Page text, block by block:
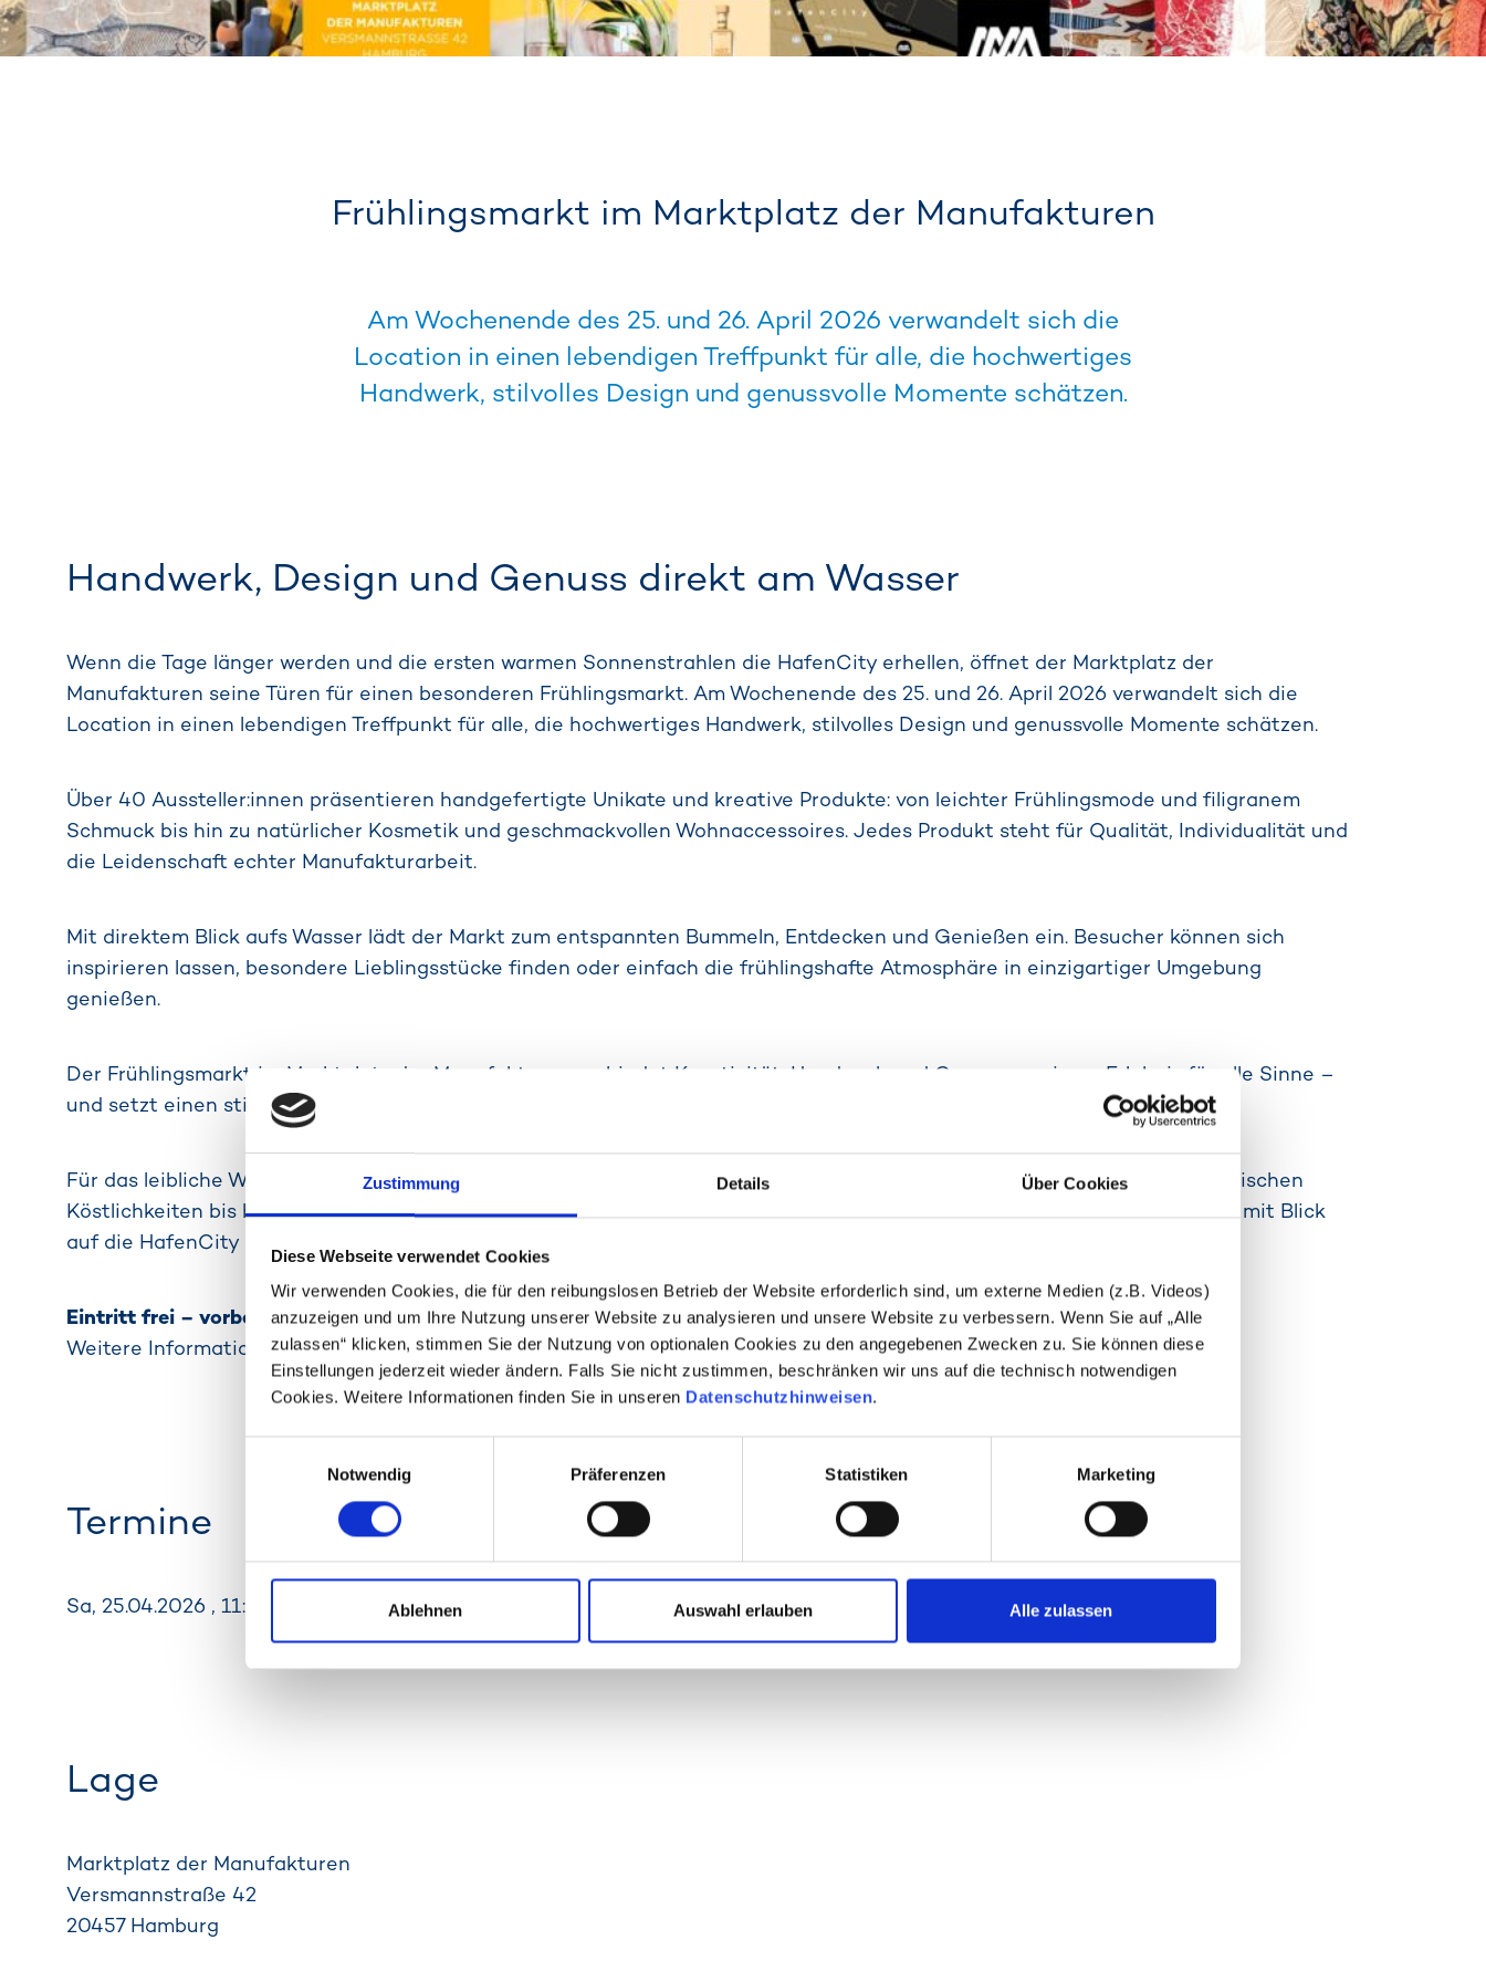
Zustimmung Details Über Cookies
Diese Webseite verwendet Cookies
Wir verwenden Cookies, die für den reibungslosen Betrieb der Website erforderlich sind, um externe Medien (z.B. Videos)
anzuzeigen und um Ihre Nutzung unserer Website zu analysieren und unsere Website zu verbessern. Wenn Sie auf „Alle
zulassen“ klicken, stimmen Sie der Nutzung von optionalen Cookies zu den angegebenen Zwecken zu. Sie können diese
Einstellungen jederzeit wieder ändern. Falls Sie nicht zustimmen, beschränken wir uns auf die technisch notwendigen
Cookies. Weitere Informationen finden Sie in unseren Datenschutzhinweisen.
Notwendig
Präferenzen Statistiken Marketing
Ablehnen Auswahl erlauben Alle zulassen
Frühlingsmarkt im Marktplatz der Manufakturen
Am Wochenende des 25. und 26. April 2026 verwandelt sich die
Location in einen lebendigen Treffpunkt für alle, die hochwertiges
Handwerk, stilvolles Design und genussvolle Momente schätzen.
Handwerk, Design und Genuss direkt am Wasser
Wenn die Tage länger werden und die ersten warmen Sonnenstrahlen die HafenCity erhellen, öffnet der Marktplatz der
Manufakturen seine Türen für einen besonderen Frühlingsmarkt. Am Wochenende des 25. und 26. April 2026 verwandelt sich die
Location in einen lebendigen Treffpunkt für alle, die hochwertiges Handwerk, stilvolles Design und genussvolle Momente schätzen.
Über 40 Aussteller:innen präsentieren handgefertigte Unikate und kreative Produkte: von leichter Frühlingsmode und filigranem
Schmuck bis hin zu natürlicher Kosmetik und geschmackvollen Wohnaccessoires. Jedes Produkt steht für Qualität, Individualität und
die Leidenschaft echter Manufakturarbeit.
Mit direktem Blick aufs Wasser lädt der Markt zum entspannten Bummeln, Entdecken und Genießen ein. Besucher können sich
inspirieren lassen, besondere Lieblingsstücke finden oder einfach die frühlingshafte Atmosphäre in einzigartiger Umgebung
genießen.
Der Frühlingsmarkt im Marktplatz der Manufakturen verbindet Kreativität, Handwerk und Genuss zu einem Erlebnis für alle Sinne –
und setzt einen stimmungsvollen Auftakt in die neue Saison.
Für das leibliche Wohl sorgen Foodtrucks mit herzhaften und süßen Spezialitäten – von heißem Streetfood und marokkanischen
Köstlichkeiten bis hin zu frisch gebackenen Waffeln. Die Leckereien können in entspannter Atmosphäre direkt am Wasser mit Blick
auf die HafenCity genossen werden.
Eintritt frei – vorbeischauen & inspirieren lassen!
Weitere Informationen unter https://marktplatz-der-manufakturen.com
Termine
Sa, 25.04.2026 , 11:00 Uhr - 26.04.2026 , 18:00 Uhr
Lage
Marktplatz der Manufakturen
Versmannstraße 42
20457 Hamburg